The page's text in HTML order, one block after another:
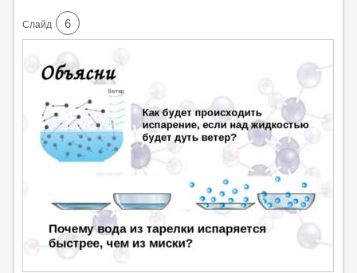
Cлайд 6